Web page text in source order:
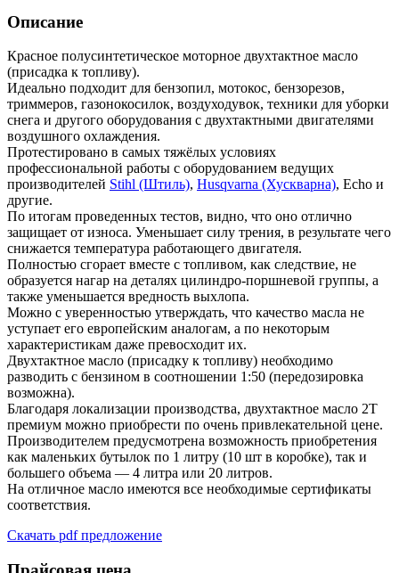
Описание
Красное полусинтетическое моторное двухтактное масло
(присадка к топливу).
Идеально подходит для бензопил, мотокос, бензорезов,
триммеров, газонокосилок, воздуходувок, техники для уборки
снега и другого оборудования с двухтактными двигателями
воздушного охлаждения.
Протестировано в самых тяжёлых условиях
профессиональной работы с оборудованием ведущих
производителей Stihl (Штиль), Husqvarna (Хускварна), Echo и
другие.
По итогам проведенных тестов, видно, что оно отлично
защищает от износа. Уменьшает силу трения, в результате чего
снижается температура работающего двигателя.
Полностью сгорает вместе с топливом, как следствие, не
образуется нагар на деталях цилиндро-поршневой группы, а
также уменьшается вредность выхлопа.
Можно с уверенностью утверждать, что качество масла не
уступает его европейским аналогам, а по некоторым
характеристикам даже превосходит их.
Двухтактное масло (присадку к топливу) необходимо
разводить с бензином в соотношении 1:50 (передозировка
возможна).
Благодаря локализации производства, двухтактное масло 2Т
премиум можно приобрести по очень привлекательной цене.
Производителем предусмотрена возможность приобретения
как маленьких бутылок по 1 литру (10 шт в коробке), так и
большего объема — 4 литра или 20 литров.
На отличное масло имеются все необходимые сертификаты
соответствия.
Скачать pdf предложение